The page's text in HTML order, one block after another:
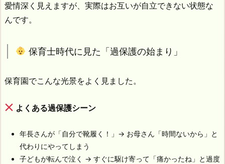
愛情深く見えますが、実際はお互いが自立できない状態な
んです。
保育士時代に見た「過保護の始まり」
保育園でこんな光景をよく見ました。
よくある過保護シーン
年長さんが「自分で靴履く！」→ お母さん「時間ないから」と
代わりにやってしまう
子どもが転んで泣く → すぐに駆け寄って「痛かったね」と過度